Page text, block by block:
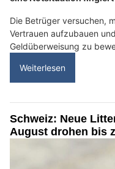
Die Betrüger versuchen,
Vertrauen aufzubauen
Geldüberweisung zu
Weiterlesen
Schweiz: Neue
August drohen bis